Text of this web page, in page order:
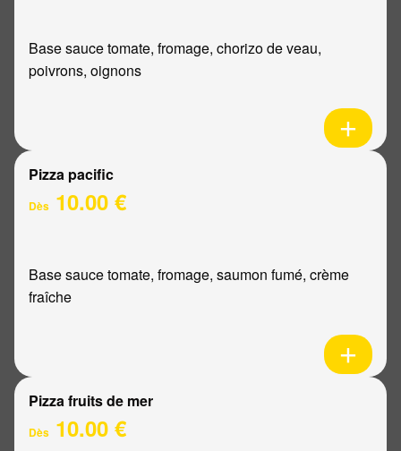
Base sauce tomate, fromage, chorizo de veau,
poivrons, oignons
Pizza pacific
Dès 10.00 €
Base sauce tomate, fromage, saumon fumé, crème
fraîche
Pizza fruits de mer
Dès 10.00 €